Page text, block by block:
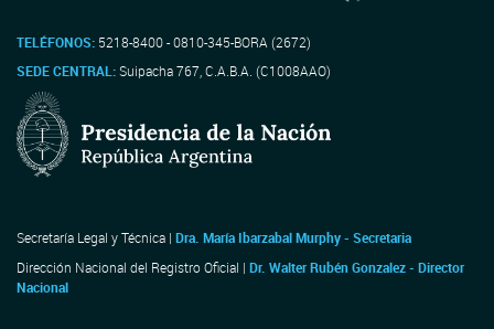
TELÉFONOS: 5218-8400 - 0810-345-BORA (2672)
SEDE CENTRAL:Suipacha 767, C.A.B.A. (C1008AAO)
Secretaría Legal y Técnica | Dra. María Ibarzabal Murphy - Secretaria
Dirección Nacional del Registro Oficial | Dr. Walter Rubén Gonzalez - Director
Nacional